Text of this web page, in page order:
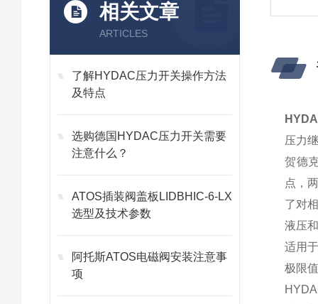
相关文章
ARTICLES
了解HYDAC压力开关操作方法
及特点
选购德国HYDAC压力开关需要
注意什么？
ATOS插装阀盖板LIDBHIC-6-LX
选型及技术参数
阿托斯ATOS电磁阀安装注意事
项
压力
贺德
点，
了对
液压
适用
极限